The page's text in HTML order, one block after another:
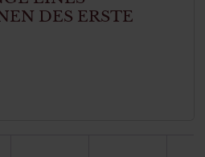
DES ERSTE